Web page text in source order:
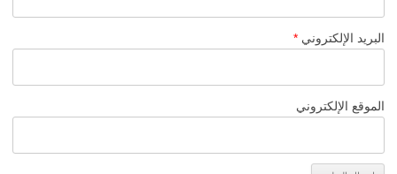
البريد الإلكتروني *
الموقع الإلكتروني